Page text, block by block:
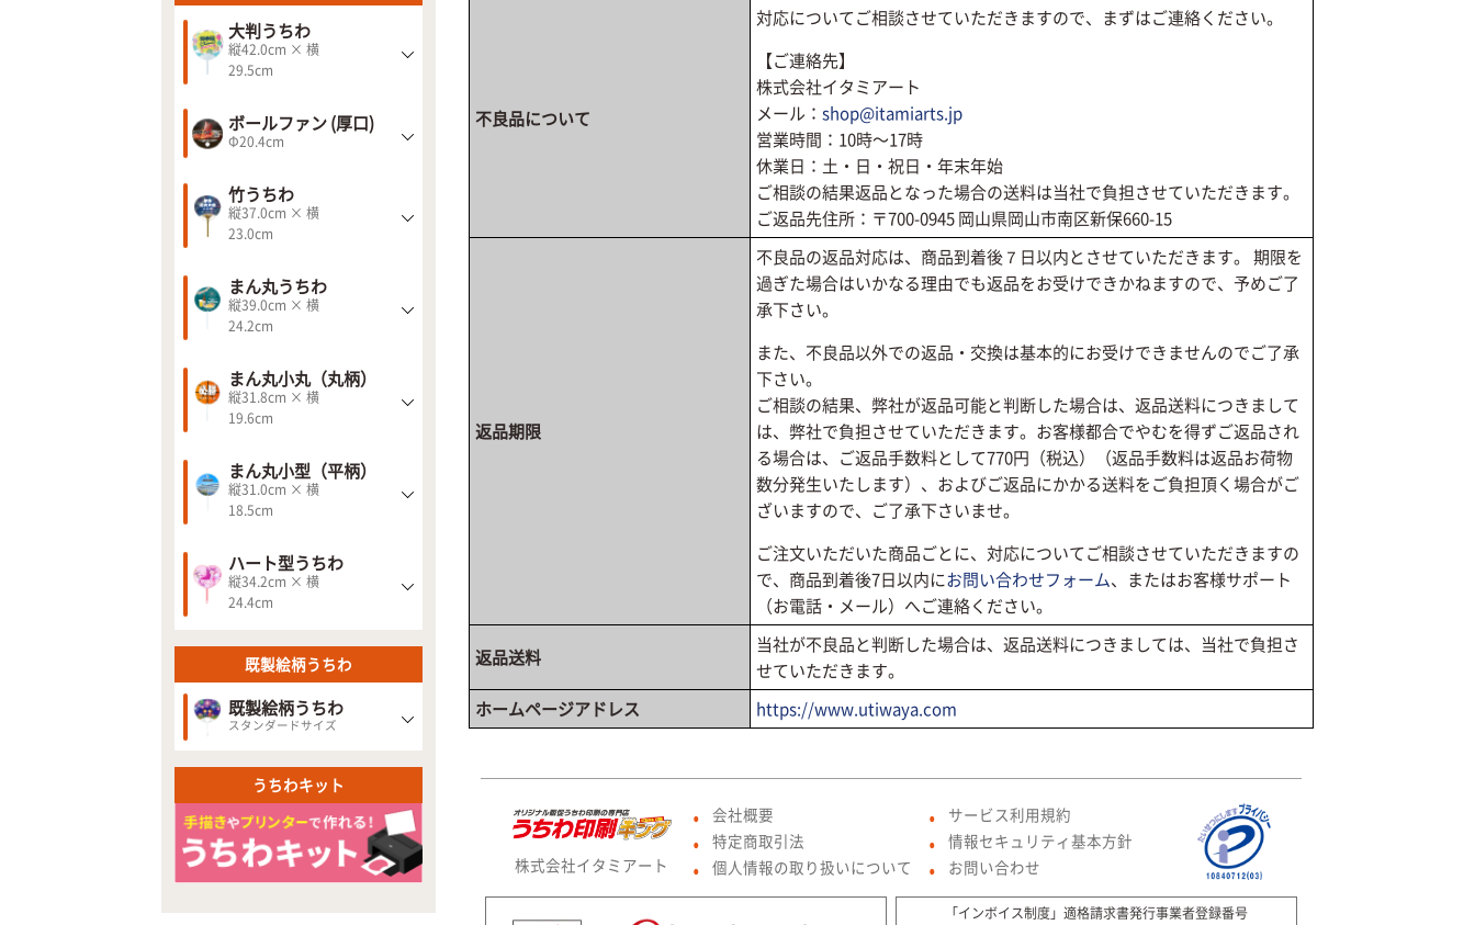
大判うちわ
縦42.0cm × 横
29.5cm
ボールファン (厚口)
Φ20.4cm
竹うちわ
縦37.0cm × 横
23.0cm
まん丸うちわ
縦39.0cm × 横
24.2cm
まん丸小丸（丸柄）
縦31.8cm × 横
19.6cm
まん丸小型（平柄）
縦31.0cm × 横
18.5cm
ハート型うちわ
縦34.2cm × 横
24.4cm
既製絵柄うちわ
既製絵柄うちわ
スタンダードサイズ
うちわキット
不良品について
対応についてご相談させていただきますので、まずはご連絡ください。
【ご連絡先】
株式会社イタミアート
メール：shop@itamiarts.jp
営業時間：10時〜17時
休業日：土・日・祝日・年末年始
ご相談の結果返品となった場合の送料は当社で負担させていただきます。
ご返品先住所：〒700-0945 岡山県岡山市南区新保660-15
返品期限
不良品の返品対応は、商品到着後７日以内とさせていただきます。 期限を
過ぎた場合はいかなる理由でも返品をお受けできかねますので、予めご了
承下さい。
また、不良品以外での返品・交換は基本的にお受けできませんのでご了承
下さい。
ご相談の結果、弊社が返品可能と判断した場合は、返品送料につきまして
は、弊社で負担させていただきます。お客様都合でやむを得ずご返品され
る場合は、ご返品手数料として770円（税込）（返品手数料は返品お荷物
数分発生いたします）、およびご返品にかかる送料をご負担頂く場合がご
ざいますので、ご了承下さいませ。
ご注文いただいた商品ごとに、対応についてご相談させていただきますの
で、商品到着後7日以内にお問い合わせフォーム、またはお客様サポート
（お電話・メール）へご連絡ください。
返品送料
当社が不良品と判断した場合は、返品送料につきましては、当社で負担さ
せていただきます。
ホームページアドレス
https://www.utiwaya.com
株式会社イタミアート
● 会社概要
● 特定商取引法
● 個人情報の取り扱いについて
● サービス利用規約
● 情報セキュリティ基本方針
● お問い合わせ
「インボイス制度」適格請求書発行事業者登録番号